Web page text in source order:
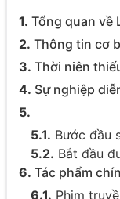
1. Tổng quan về
2. Thông tin cơ
3. Thời niên
4. Sự nghiệp
5.
5.1. Bước đầu
5.2. Bắt đầu
6. Tác phẩm
6.1. Phim